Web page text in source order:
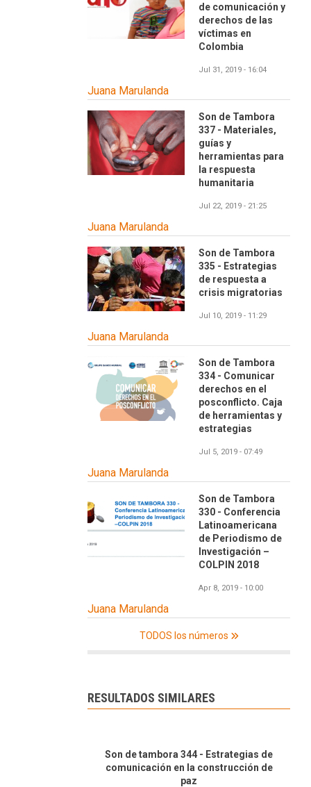
de comunicación y
derechos de las
víctimas en
Colombia
Jul 31, 2019 - 16:04
Juana Marulanda
Son de Tambora
337 - Materiales,
guías y
herramientas para
la respuesta
humanitaria
Jul 22, 2019 - 21:25
Juana Marulanda
Son de Tambora
335 - Estrategias
de respuesta a
crisis migratorias
Jul 10, 2019 - 11:29
Juana Marulanda
Son de Tambora
334 - Comunicar
derechos en el
posconflicto. Caja
de herramientas y
estrategias
Jul 5, 2019 - 07:49
Juana Marulanda
Son de Tambora
330 - Conferencia
Latinoamericana
de Periodismo de
Investigación –
COLPIN 2018
Apr 8, 2019 - 10:00
Juana Marulanda
TODOS los números
RESULTADOS SIMILARES
Son de tambora 344 - Estrategias de
comunicación en la construcción de
paz